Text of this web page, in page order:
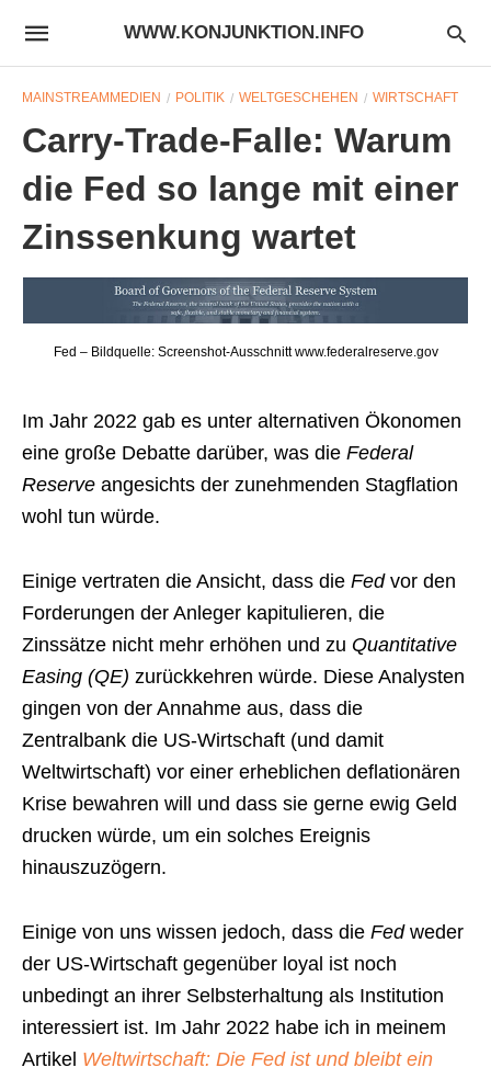
WWW.KONJUNKTION.INFO
MAINSTREAMMEDIEN POLITIK WELTGESCHEHEN WIRTSCHAFT
Carry-Trade-Falle: Warum
die Fed so lange mit einer
Zinssenkung wartet
Fed – Bildquelle: Screenshot-Ausschnitt www.federalreserve.gov
Im Jahr 2022 gab es unter alternativen Ökonomen
eine große Debatte darüber, was die Federal
Reserve angesichts der zunehmenden Stagflation
wohl tun würde.
Einige vertraten die Ansicht, dass die Fedvor den
Forderungen der Anleger kapitulieren, die
Zinssätze nicht mehr erhöhen und zu Quantitative
Easing (QE) zurückkehren würde. Diese Analysten
gingen von der Annahme aus, dass die
Zentralbank die US-Wirtschaft (und damit
Weltwirtschaft) vor einer erheblichen deflationären
Krise bewahren will und dass sie gerne ewig Geld
drucken würde, um ein solches Ereignis
hinauszuzögern.
Einige von uns wissen jedoch, dass die Fedweder
der US-Wirtschaft gegenüber loyal ist noch
unbedingt an ihrer Selbsterhaltung als Institution
interessiert ist. Im Jahr 2022 habe ich in meinem
Artikel Weltwirtschaft: Die Fed ist und bleibt ein